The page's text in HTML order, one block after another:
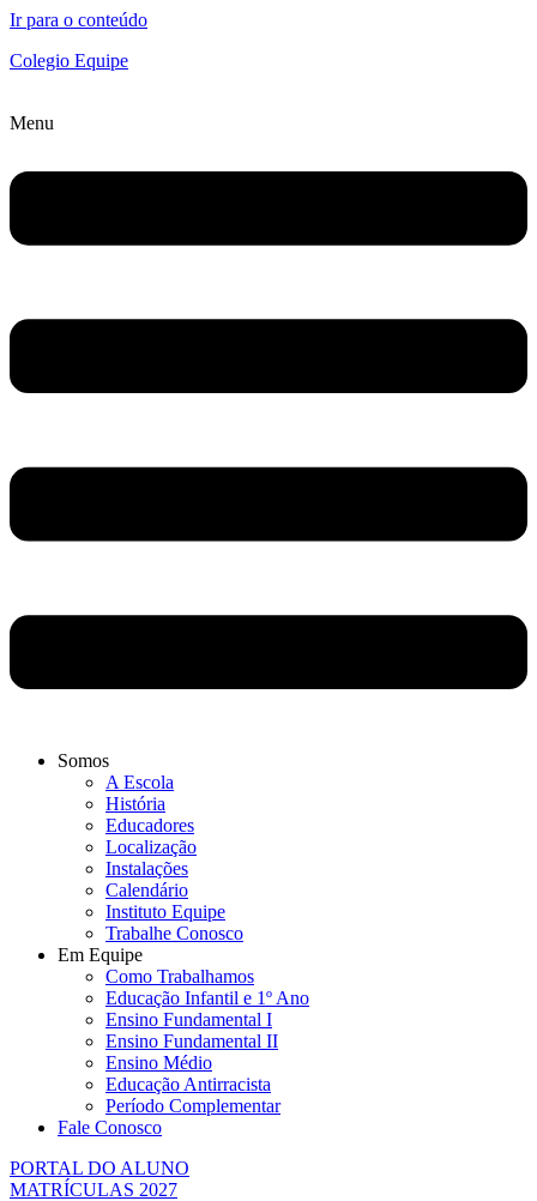
Ir para o conteúdo
Colegio Equipe
Menu
Somos
A Escola
História
Educadores
Localização
Instalações
Calendário
Instituto Equipe
Trabalhe Conosco
Em Equipe
Como Trabalhamos
Educação Infantil e 1º Ano
Ensino Fundamental I
Ensino Fundamental II
Ensino Médio
Educação Antirracista
Período Complementar
Fale Conosco
PORTAL DO ALUNO
MATRÍCULAS 2027